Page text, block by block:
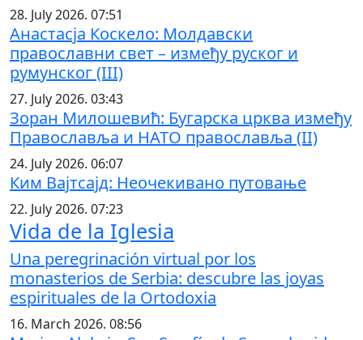
28. July 2026. 07:51
Анастасја Коскело: Молдавски
православни свет – између руског и
румунског (III)
27. July 2026. 03:43
Зоран Милошевић: Бугарска црква између
Православља и НАТО православља (II)
24. July 2026. 06:07
Ким Вајтсајд: Неочекивано путовање
22. July 2026. 07:23
Vida de la Iglesia
Una peregrinación virtual por los
monasterios de Serbia: descubre las joyas
espirituales de la Ortodoxia
16. March 2026. 08:56